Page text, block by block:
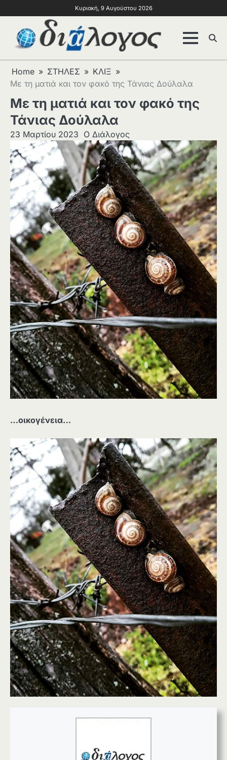
Κυριακή, 9 Αυγούστου 2026
Home ΣΤΗΛΕΣ
ΚΛΙΞ
Με τη ματιά και τον φακό της Τάνιας Δούλαλα
Με τη ματιά και τον φακό της
Τάνιας Δούλαλα
23 Μαρτίου 2023 Ο Διάλογος
…οικογένεια…